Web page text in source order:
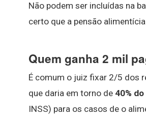
Não podem ser incluídas na
certo que a pensão
Quem ganha 2 mil
É comum o juiz fixar 2/5 dos
que daria em torno de 40%
INSS) para os casos de o